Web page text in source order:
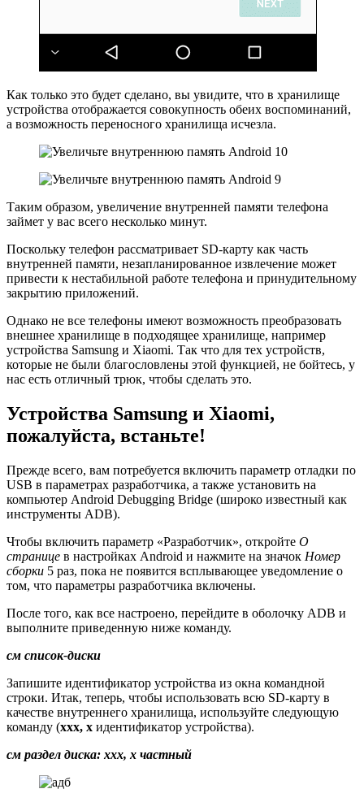
Как только это будет сделано, вы увидите, что в хранилище
устройства отображается совокупность обеих воспоминаний,
а возможность переносного хранилища исчезла.
Таким образом, увеличение внутренней памяти телефона
займет у вас всего несколько минут.
Поскольку телефон рассматривает SD-карту как часть
внутренней памяти, незапланированное извлечение может
привести к нестабильной работе телефона и принудительному
закрытию приложений.
Однако не все телефоны имеют возможность преобразовать
внешнее хранилище в подходящее хранилище, например
устройства Samsung и Xiaomi. Так что для тех устройств,
которые не были благословлены этой функцией, не бойтесь, у
нас есть отличный трюк, чтобы сделать это.
Устройства Samsung и Xiaomi,
пожалуйста, встаньте!
Прежде всего, вам потребуется включить параметр отладки по
USB в параметрах разработчика, а также установить на
компьютер Android Debugging Bridge (широко известный как
инструменты ADB).
Чтобы включить параметр «Разработчик», откройте О
странице в настройках Android и нажмите на значок Номер
сборки 5 раз, пока не появится всплывающее уведомление о
том, что параметры разработчика включены.
После того, как все настроено, перейдите в оболочку ADB и
выполните приведенную ниже команду.
см список-диски
Запишите идентификатор устройства из окна командной
строки. Итак, теперь, чтобы использовать всю SD-карту в
качестве внутреннего хранилища, используйте следующую
команду (ххх, х идентификатор устройства).
см раздел диска: ххх, х частный